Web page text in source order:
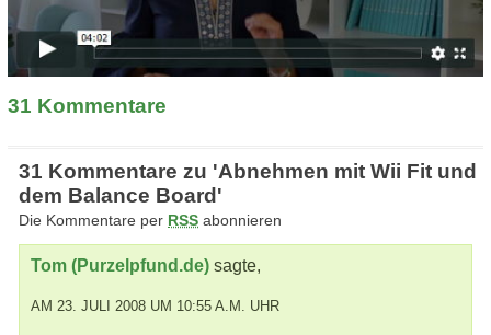
31 Kommentare
31 Kommentare zu 'Abnehmen mit Wii Fit und
dem Balance Board'
Die Kommentare per RSS abonnieren
Tom (Purzelpfund.de) sagte,
AM 23. JULI 2008 UM 10:55 A.M. UHR